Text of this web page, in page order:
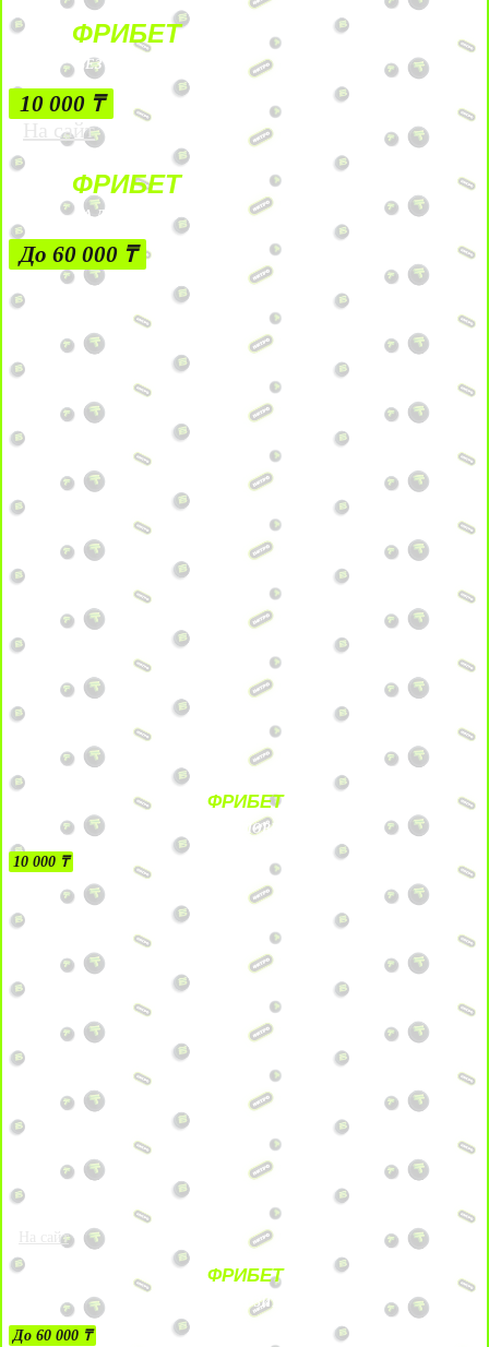
ФРИБЕТ
БЕЗ УСЛОВИЙ
10 000 ₸
На сайт
ФРИБЕТ
ЗА ДЕПОЗИТЫ
До 60 000 ₸
ФРИБЕТ
БЕЗ УСЛОВИЙ
10 000 ₸
На сайт
ФРИБЕТ
ЗА ДЕПОЗИТЫ
До 60 000 ₸